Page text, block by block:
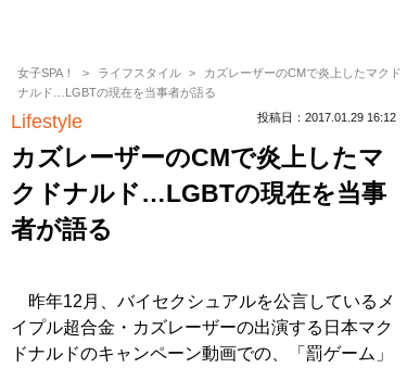
女子SPA！ ライフスタイル
カズレーザーのCMで炎上したマクド
ナルド…LGBTの現在を当事者が語る
Lifestyle 投稿日：2017.01.29 16:12
カズレーザーのCMで炎上したマ
クドナルド…LGBTの現在を当事
者が語る
昨年12月、バイセクシュアルを公言しているメ
イプル超合金・カズレーザーの出演する日本マク
ドナルドのキャンペーン動画での、「罰ゲーム」